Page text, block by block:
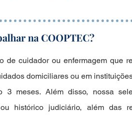
na COOPTEC?
de cuidador ou enfermagem que
domiciliares ou em
3 meses. Além disso, nossa
histórico judiciário, além das